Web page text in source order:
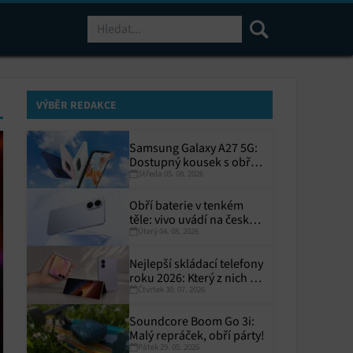
VÝBĚR REDAKCE
Samsung Galaxy A27 5G:
Dostupný kousek s obřím
displejem
Středa 05. 08. 2026
Obří baterie v tenkém
těle: vivo uvádí na český
trh V70 Lite 5G
Úterý 04. 08. 2026
Nejlepší skládací telefony
roku 2026: Který z nich si
zaslouží místo ve vaší
Čtvrtek 30. 07. 2026
Soundcore Boom Go 3i:
Malý repráček, obří párty!
Pátek 29. 05. 2026